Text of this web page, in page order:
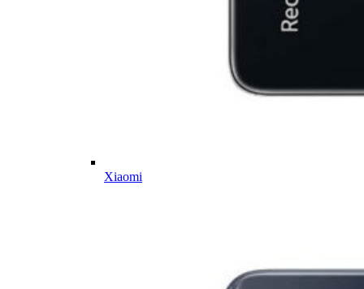
Xiaomi